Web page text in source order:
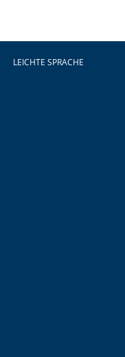
LEICHTE SPRACHE